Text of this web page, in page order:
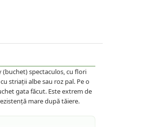
spectaculos, cu flori
striații albe sau roz pal. Pe o
gata făcut. Este extrem de
mare după tăiere.